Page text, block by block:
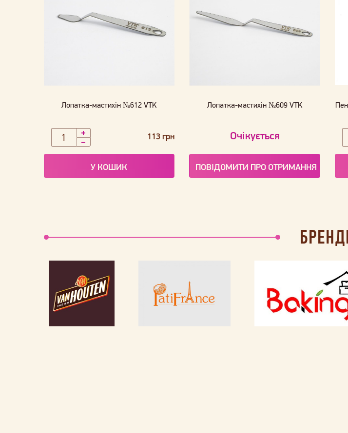
Лопатка-мастихін №612 VTK
113 грн
У КОШИК
Лопатка-мастихін №609 VTK
Очікується
ПОВІДОМИТИ ПРО ОТРИМАННЯ